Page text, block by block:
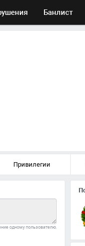
Банлист
Привилегии
одному пользователю.